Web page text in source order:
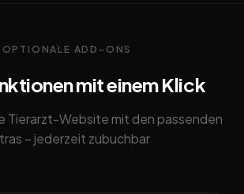
OPTIONALE ADD-ONS
mit einem Klick
Tierarzt-Website mit den passenden
– jederzeit zubuchbar